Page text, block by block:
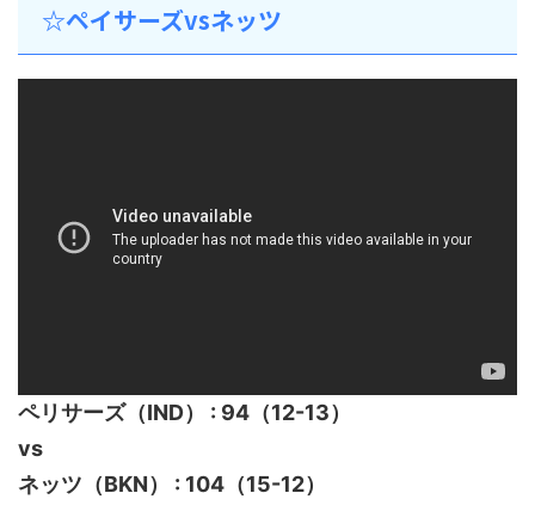
☆ペイサーズvsネッツ
ペリサーズ（IND） : 94（12-13）
vs
ネッツ（BKN） : 104（15-12）